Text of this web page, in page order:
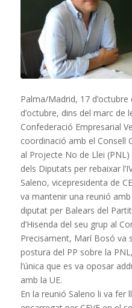
Palma/Madrid, 17
d’octubre, dins del marc de
Confederació Empresarial
coordinació amb el Consell
al Projecte No de Llei
dels Diputats per rebaixar
Saleno, vicepresidenta de
va mantenir una reunió
diputat per Balears del
d’Hisenda del seu grup al
Precisament, Marí Bosó va
postura del PP sobre la
l’única que es va oposar
amb la UE.
En la reunió Saleno li va fer